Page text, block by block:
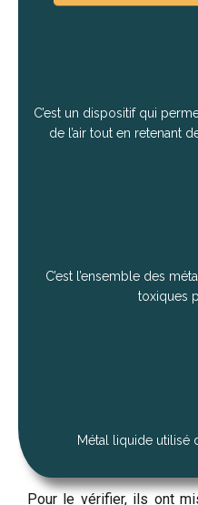
C’est un dispositif qui
de l’air tout en retenant
C’est l’ensemble des
toxiques
Métal liquide utilisé
Pour le vérifier, ils ont